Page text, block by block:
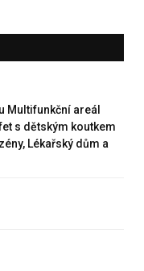
Multifunkční areál
s dětským koutkem
Lékařský dům a